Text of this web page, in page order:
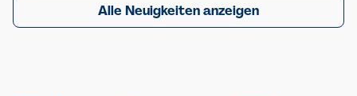
Alle Neuigkeiten anzeigen